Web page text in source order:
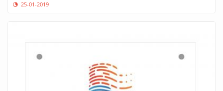
25-01-2019